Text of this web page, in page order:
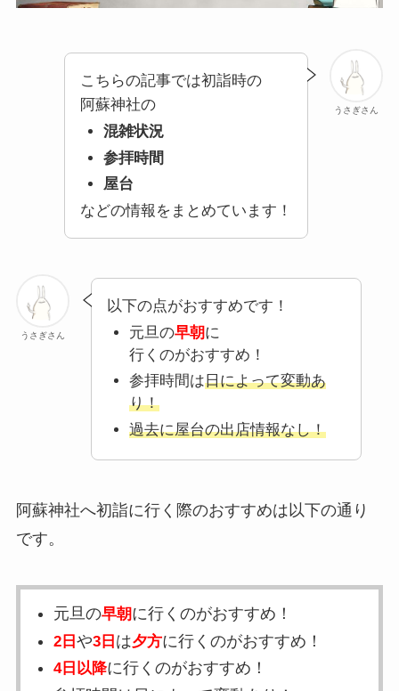
うさぎさん
こちらの記事では初詣時の
阿蘇神社の
混雑状況
参拝時間
屋台
などの情報をまとめています！
うさぎさん
以下の点がおすすめです！
元旦の早朝に
行くのがおすすめ！
参拝時間は日によって変動あ
り！
過去に屋台の出店情報なし！
阿蘇神社へ初詣に行く際のおすすめは以下の通り
です。
元旦の早朝に行くのがおすすめ！
2日 や3日 は夕方に行くのがおすすめ！
4日以降に行くのがおすすめ！